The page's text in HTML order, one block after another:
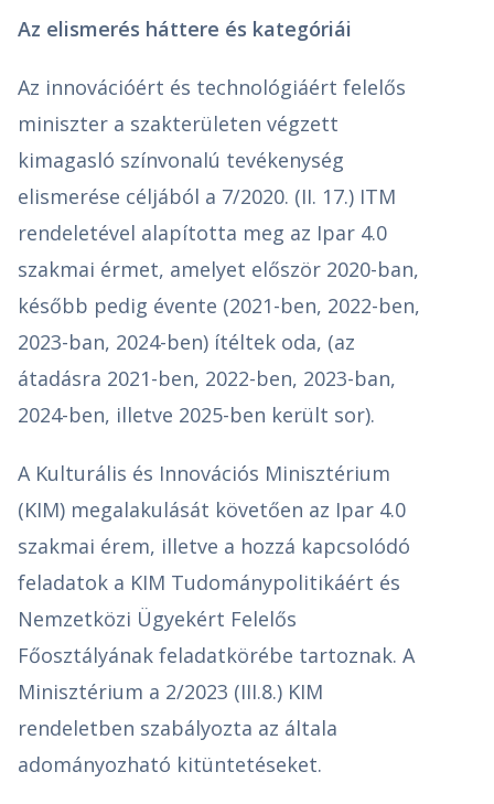
Az elismerés háttere és kategóriái
Az innovációért és technológiáért felelős
miniszter a szakterületen végzett
kimagasló színvonalú tevékenység
elismerése céljából a 7/2020. (II. 17.) ITM
rendeletével alapította meg az Ipar 4.0
szakmai érmet, amelyet először 2020-ban,
később pedig évente (2021-ben, 2022-ben,
2023-ban, 2024-ben) ítéltek oda, (az
átadásra 2021-ben, 2022-ben, 2023-ban,
2024-ben, illetve 2025-ben került sor).
A Kulturális és Innovációs Minisztérium
(KIM) megalakulását követően az Ipar 4.0
szakmai érem, illetve a hozzá kapcsolódó
feladatok a KIM Tudománypolitikáért és
Nemzetközi Ügyekért Felelős
Főosztályának feladatkörébe tartoznak. A
Minisztérium a 2/2023 (III.8.) KIM
rendeletben szabályozta az általa
adományozható kitüntetéseket.